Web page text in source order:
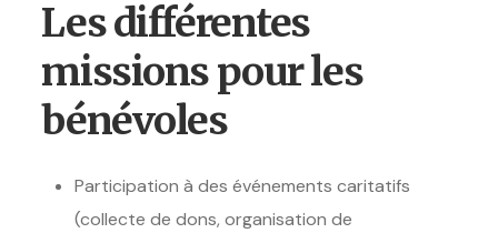
Les différentes
missions pour les
bénévoles
Participation à des événements caritatifs
(collecte de dons, organisation de